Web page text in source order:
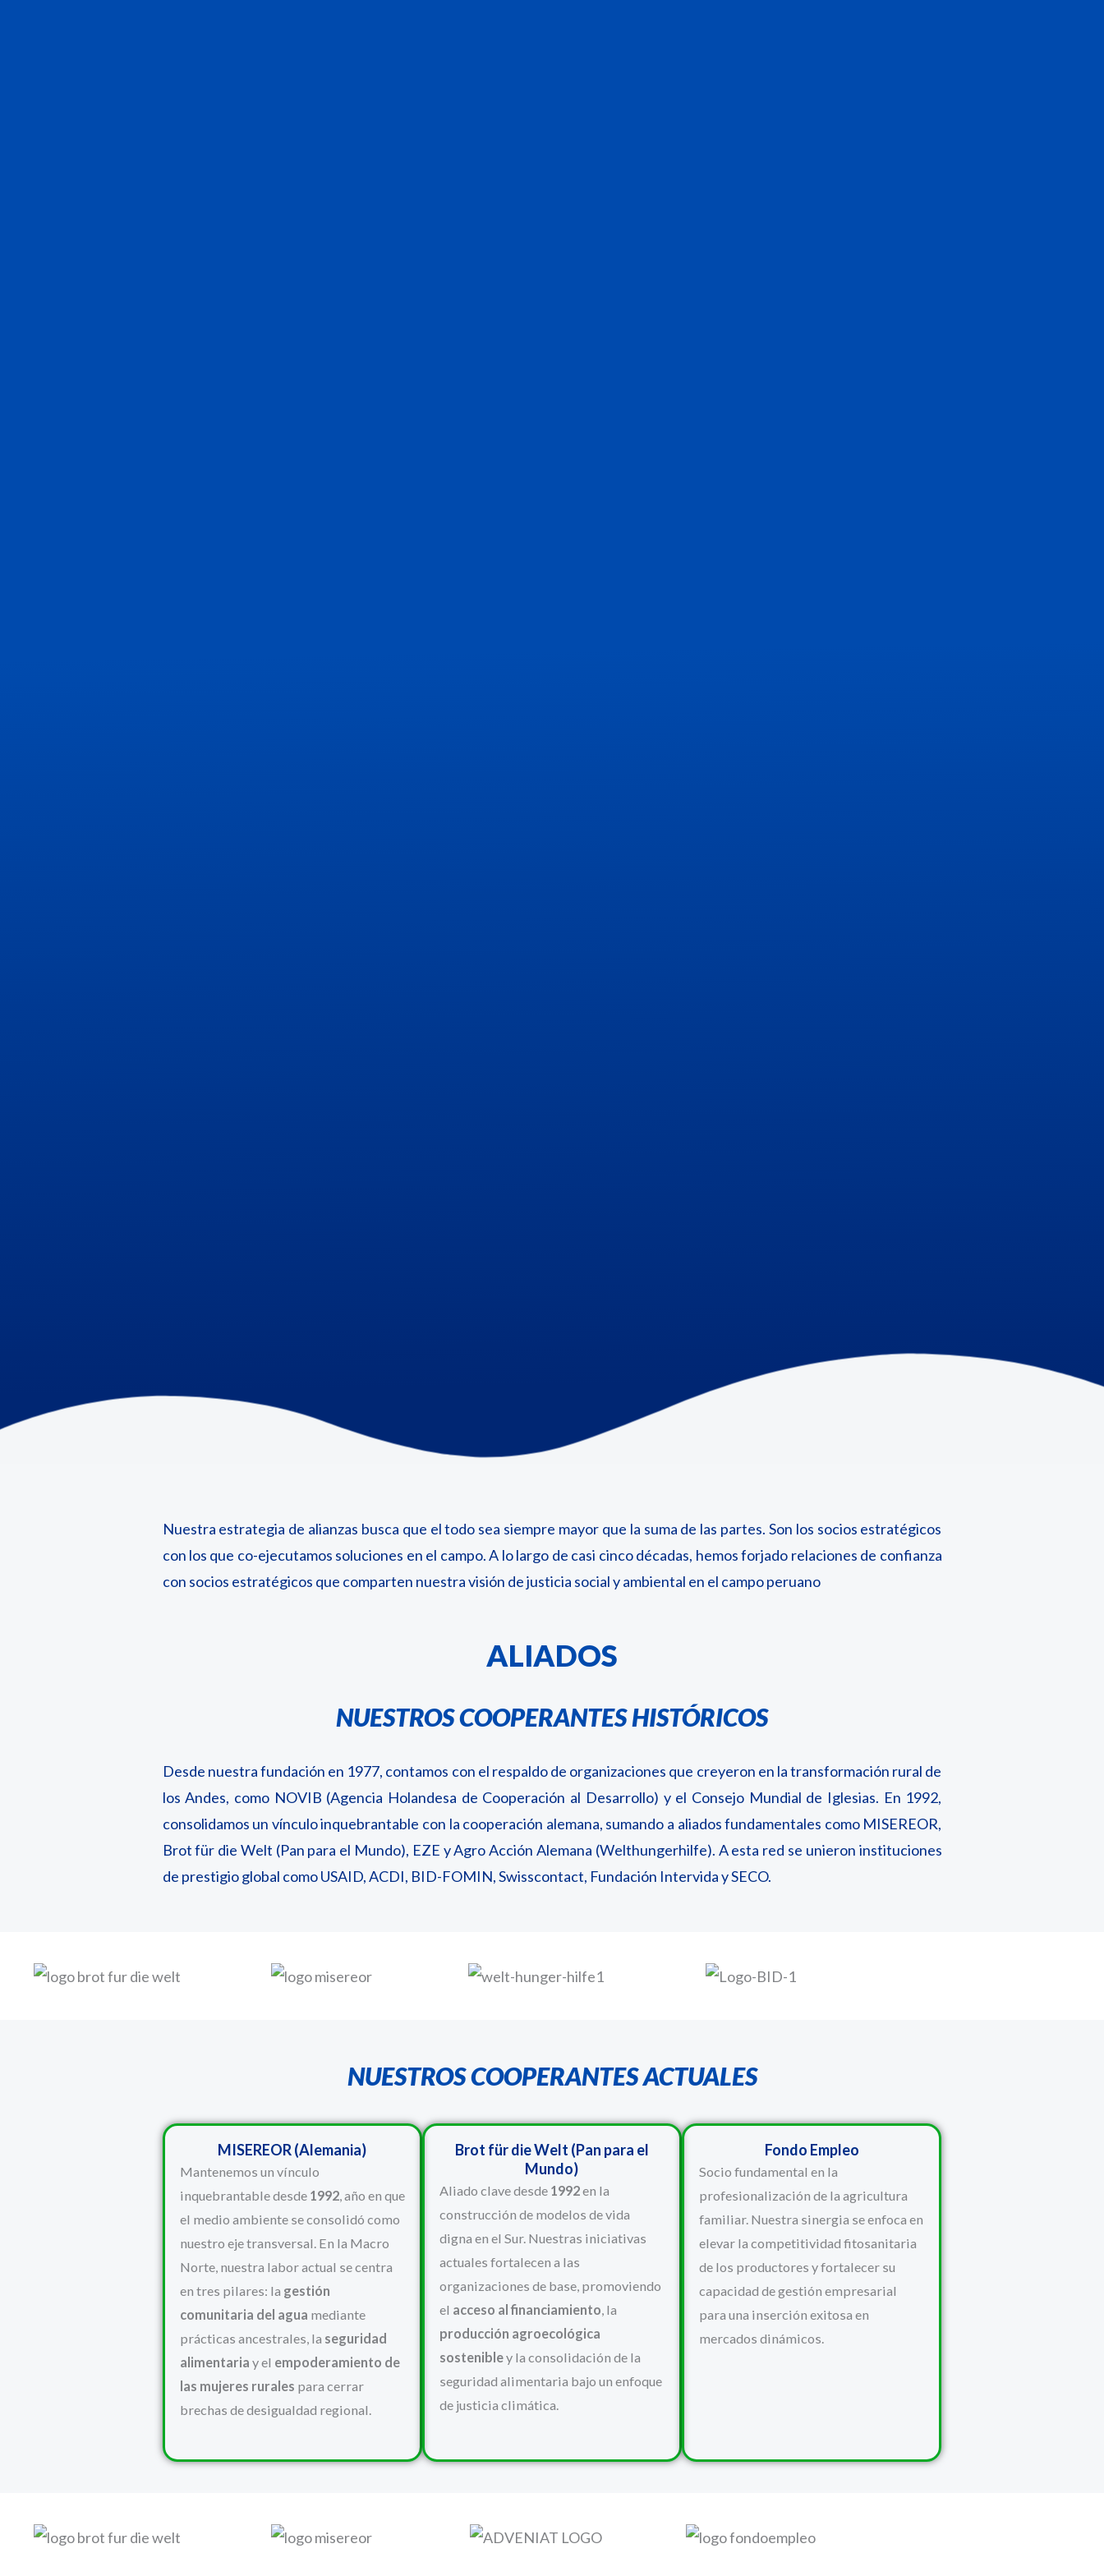
Nuestra estrategia de alianzas busca que el todo sea siempre mayor que la suma de las partes. Son los socios estratégicos
con los que co-ejecutamos soluciones en el campo.A lo largo de casi cinco décadas, hemos forjado relaciones de confianza
con socios estratégicos que comparten nuestra visión de justicia social y ambiental en el campo peruano
ALIADOS
NUESTROS COOPERANTES HISTÓRICOS
Desde nuestra fundación en 1977, contamos con el respaldo de organizaciones que creyeron en la transformación rural de
los Andes, como NOVIB (Agencia Holandesa de Cooperación al Desarrollo) y el Consejo Mundial de Iglesias. En 1992,
consolidamos un vínculo inquebrantable con la cooperación alemana, sumando a aliados fundamentales como MISEREOR,
Brot für die Welt (Pan para el Mundo), EZE y Agro Acción Alemana (Welthungerhilfe). A esta red se unieron instituciones
de prestigio global como USAID, ACDI, BID-FOMIN, Swisscontact, Fundación Intervida y SECO.
NUESTROS COOPERANTES ACTUALES
MISEREOR (Alemania)
Mantenemos un vínculo
inquebrantable desde 1992, año en que
el medio ambiente se consolidó como
nuestro eje transversal. En la Macro
Norte, nuestra labor actual se centra
en tres pilares: la gestión
comunitaria del agua mediante
prácticas ancestrales, la seguridad
alimentaria y el empoderamiento de
las mujeres rurales para cerrar
brechas de desigualdad regional.
Brot für die Welt (Pan para el
Mundo)
Aliado clave desde 1992en la
construcción de modelos de vida
digna en el Sur. Nuestras iniciativas
actuales fortalecen a las
organizaciones de base, promoviendo
el acceso al financiamiento , la
producción agroecológica
sostenibley la consolidación de la
seguridad alimentaria bajo un enfoque
de justicia climática.
Fondo Empleo
Socio fundamental en la
profesionalización de la agricultura
familiar. Nuestra sinergia se enfoca en
elevar la competitividad fitosanitaria
de los productores y fortalecer su
capacidad de gestión empresarial
para una inserción exitosa en
mercados dinámicos.